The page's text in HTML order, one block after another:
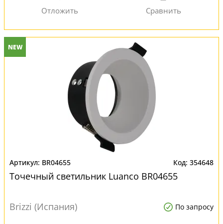
NEW
BR04655 354648
Точечный светильник Luanco BR04655
Brizzi (Испания) По запросу